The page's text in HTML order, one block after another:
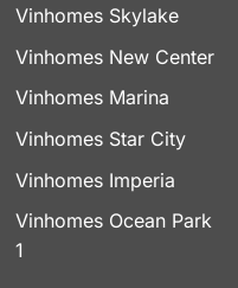
Vinhomes Skylake
Vinhomes New Center
Vinhomes Marina
Vinhomes Star City
Vinhomes Imperia
Vinhomes Ocean Park
1